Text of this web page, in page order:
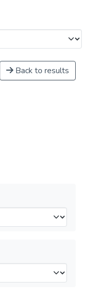
Back to results